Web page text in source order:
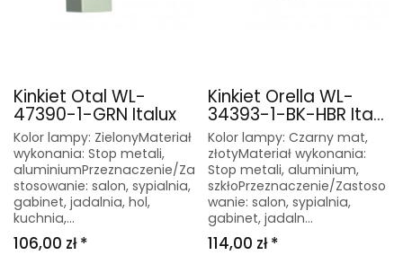
Kinkiet Otal WL-
47390-1-GRN Italux
Kolor lampy: ZielonyMateriał
wykonania: Stop metali,
aluminiumPrzeznaczenie/Za
stosowanie: salon, sypialnia,
gabinet, jadalnia, hol,
kuchnia,...
106,00 zł *
Kinkiet Orella WL-
34393-1-BK-HBR Ita...
Kolor lampy: Czarny mat,
złotyMateriał wykonania:
Stop metali, aluminium,
szkłoPrzeznaczenie/Zastoso
wanie: salon, sypialnia,
gabinet, jadaln...
114,00 zł *